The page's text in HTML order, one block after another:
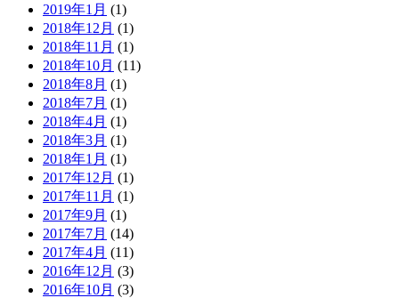
2019年1月 (1)
2018年12月 (1)
2018年11月 (1)
2018年10月 (11)
2018年8月 (1)
2018年7月 (1)
2018年4月 (1)
2018年3月 (1)
2018年1月 (1)
2017年12月 (1)
2017年11月 (1)
2017年9月 (1)
2017年7月 (14)
2017年4月 (11)
2016年12月 (3)
2016年10月 (3)